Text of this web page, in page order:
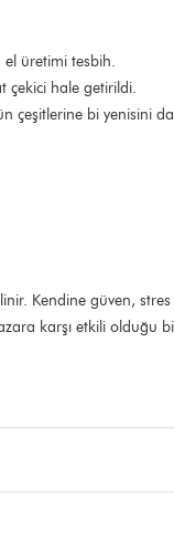
el üretimi tesbih.
çekici hale getirildi.
çeşitlerine bi yenisini
Kendine güven, stres
karşı etkili olduğu